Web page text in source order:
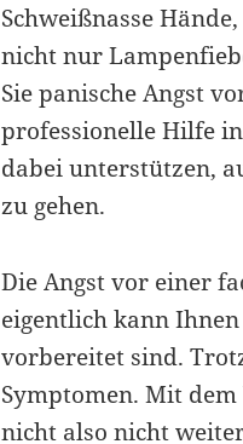
Schweißnasse
nicht nur
Sie panische Angst
professionelle Hilfe
dabei unterstützen,
zu gehen.
Die Angst vor einer
eigentlich kann
vorbereitet sind.
Symptomen. Mit
nicht also nicht